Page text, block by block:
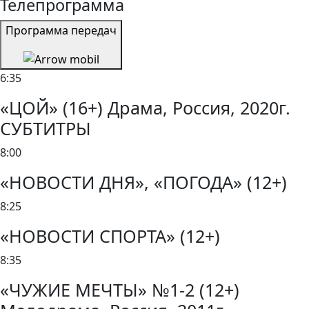
Телепрограмма
Программа передач
6:35
«ЦОЙ» (16+) Драма, Россия, 2020г.
СУБТИТРЫ
8:00
«НОВОСТИ ДНЯ», «ПОГОДА» (12+)
8:25
«НОВОСТИ СПОРТА» (12+)
8:35
«ЧУЖИЕ МЕЧТЫ» №1-2 (12+)